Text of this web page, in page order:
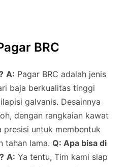
BRC
A: Pagar BRC adalah jenis
baja berkualitas tinggi
galvanis. Desainnya
dengan rangkaian kawat
presisi untuk membentuk
tahan lama. Q: Apa bisa di
A: Ya tentu, Tim kami siap